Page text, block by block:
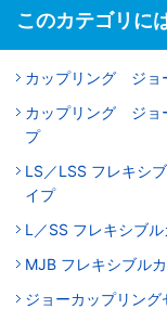
このカテゴリに
カップリング ジョ
カップリング ジョ
プ
LS／LSS フレキシ
イプ
L／SS フレキシブ
MJB フレキシブル
ジョーカップリン